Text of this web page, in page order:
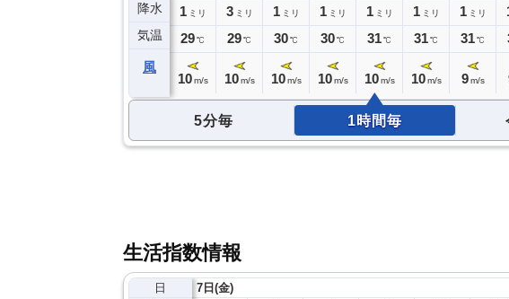
降水
気温
風
0ミリ
28℃
10
1 ミリ
29℃
10 m/s
3 ミリ
29℃
10 m/s
1 ミリ
30℃
10 m/s
1 ミリ
30℃
10 m/s
1 ミリ
31℃
10 m/s
1 ミリ
31℃
10 m/s
1 ミリ
31℃
9 m/s
5分毎 1時間毎
生活指数情報
日
7日(金)